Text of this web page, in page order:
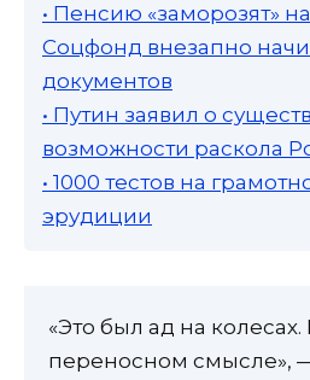
• Пенсию «заморозят»
Соцфонд внезапно
документов
• Путин заявил о
возможности раскола
• 1000 тестов на
эрудиции
«Это был ад на
переносном смысле»,